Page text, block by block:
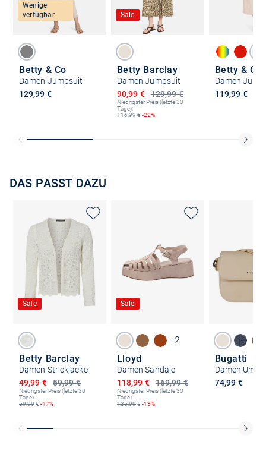
Wenige
verfügbar
Betty & Co
Damen Jumpsuit
129,99 €
Sale
Betty Barclay
Damen Jumpsuit
129,99 €
Ermäßigter Preis
90,99 €
Niedrigster Preis (letzte 30
Tage):
116,99€ -22%
Betty & Co
Damen
119,99 €
DAS PASST DAZU
Sale
Betty Barclay
Damen Strickjacke
59,99 €
Ermäßigter Preis
49,99 €
Niedrigster Preis (letzte 30
Tage):
59,99€ -17%
Sale
+2
Lloyd
Damen Sandale
169,99 €
Ermäßigter Preis
118,99 €
Niedrigster Preis (letzte 30
Tage):
135,99€ -13%
Bugatti
74,99 €